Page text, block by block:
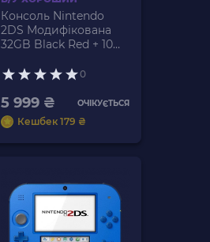
Консоль Nintendo
2DS Модифікована
32GB Black Red + 10
0
5 999 ₴ ОЧІКУЄТЬСЯ
Кешбек 179 ₴